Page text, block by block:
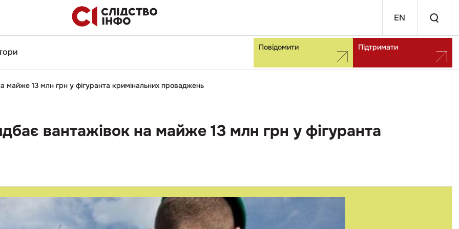
EN
Повідомити Підтримати
13 млн грн у фігуранта кримінальних проваджень
вантажівок на майже 13 млн грн у фігуранта